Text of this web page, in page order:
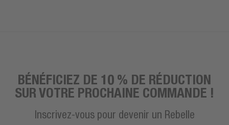
BÉNÉFICIEZ DE 10 % DE RÉDUCTION
SUR VOTRE PROCHAINE COMMANDE !
Inscrivez-vous pour devenir un Rebelle